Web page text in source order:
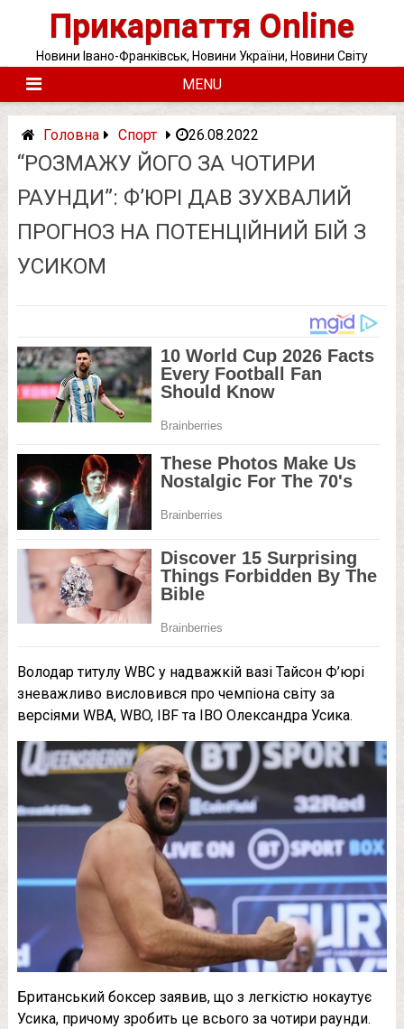
Прикарпаття Online
Новини Івано-Франківськ, Новини України, Новини Світу
MENU
Головна Спорт 26.08.2022
“РОЗМАЖУ ЙОГО ЗА ЧОТИРИ
РАУНДИ”: Ф’ЮРІ ДАВ ЗУХВАЛИЙ
ПРОГНОЗ НА ПОТЕНЦІЙНИЙ БІЙ З
УСИКОМ
Володар титулу WBC у надважкій вазі Тайсон Ф’юрі
зневажливо висловився про чемпіона світу за
версіями WBA, WBO, IBF та IBO Олександра Усика.
Британський боксер заявив, що з легкістю нокаутує
Усика, причому зробить це всього за чотири раунди.